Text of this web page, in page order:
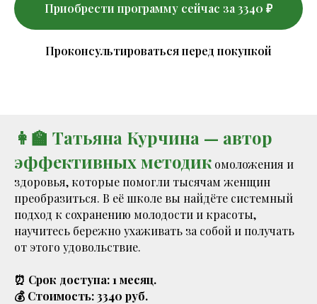
Приобрести программу сейчас за 3340 ₽
Проконсультироваться перед покупкой
👩‍🏫 Татьяна Курчина — автор
эффективных методик омоложения и
здоровья, которые помогли тысячам женщин
преобразиться. В её школе вы найдёте системный
подход к сохранению молодости и красоты,
научитесь бережно ухаживать за собой и получать
от этого удовольствие.
⏰ Срок доступа: 1 месяц.
💰 Стоимость: 3340 руб.